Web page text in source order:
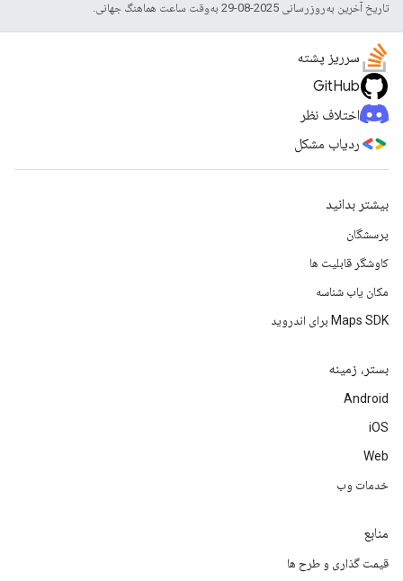
تاریخ آخرین به‌روزرسانی 2025-08-29 به‌وقت ساعت هماهنگ جهانی.
سرریز پشته
GitHub
اختلاف نظر
ردیاب مشکل
بیشتر بدانید
پرسشگان
کاوشگر قابلیت ها
مکان یاب شناسه
Maps SDK برای اندروید
بستر، زمینه
Android
iOS
Web
خدمات وب
منابع
قیمت گذاری و طرح ها